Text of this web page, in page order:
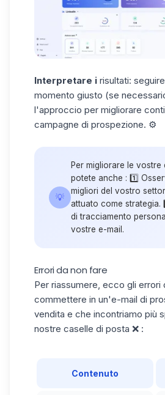
Interpretare i risultati:
momento giusto (se
l'approccio per migliorare
campagne di prospezione. ⚙️
💡
Per migliorare le vostre
potete anche : 1️⃣
migliori del vostro
attuato come strategia.
di tracciamento
vostre e-mail.
Errori da non fare
Per riassumere, ecco gli errori
commettere in un'e-mail di
vendita e che incontriamo più
nostre caselle di posta ❌ :
Contenuto